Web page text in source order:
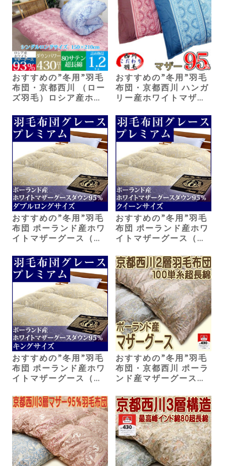
おすすめの”冬用”羽毛
布団・京都西川 （ロー
ズ羽毛）ロシア産ホワ
ングル）110,000円
おすすめの”冬用”羽毛
布団・京都西川 ハンガ
リー産ホワイトマザー
165,000円
おすすめの”冬用”羽毛
布団 ポーランド産ホワ
イトマザーグース（ダ
おすすめの”冬用”羽毛
布団 ポーランド産ホワ
イトマザーグース（ク
おすすめの”冬用”羽毛
布団 ポーランド産ホワ
イトマザーグース（キ
おすすめの”冬用”羽毛
布団・京都西川 ポーラ
ンド産マザーグース
円